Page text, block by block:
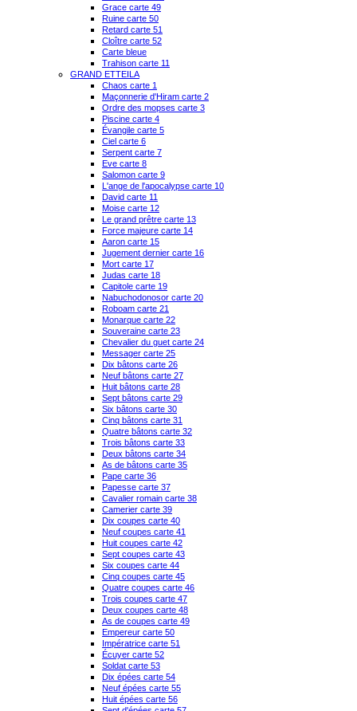
Grace carte 49
Ruine carte 50
Retard carte 51
Cloître carte 52
Carte bleue
Trahison carte 11
GRAND ETTEILA
Chaos carte 1
Maçonnerie d'Hiram carte 2
Ordre des mopses carte 3
Piscine carte 4
Évangile carte 5
Ciel carte 6
Serpent carte 7
Eve carte 8
Salomon carte 9
L'ange de l'apocalypse carte 10
David carte 11
Moise carte 12
Le grand prêtre carte 13
Force majeure carte 14
Aaron carte 15
Jugement dernier carte 16
Mort carte 17
Judas carte 18
Capitole carte 19
Nabuchodonosor carte 20
Roboam carte 21
Monarque carte 22
Souveraine carte 23
Chevalier du guet carte 24
Messager carte 25
Dix bâtons carte 26
Neuf bâtons carte 27
Huit bâtons carte 28
Sept bâtons carte 29
Six bâtons carte 30
Cinq bâtons carte 31
Quatre bâtons carte 32
Trois bâtons carte 33
Deux bâtons carte 34
As de bâtons carte 35
Pape carte 36
Papesse carte 37
Cavalier romain carte 38
Camerier carte 39
Dix coupes carte 40
Neuf coupes carte 41
Huit coupes carte 42
Sept coupes carte 43
Six coupes carte 44
Cinq coupes carte 45
Quatre coupes carte 46
Trois coupes carte 47
Deux coupes carte 48
As de coupes carte 49
Empereur carte 50
Impératrice carte 51
Écuyer carte 52
Soldat carte 53
Dix épées carte 54
Neuf épées carte 55
Huit épées carte 56